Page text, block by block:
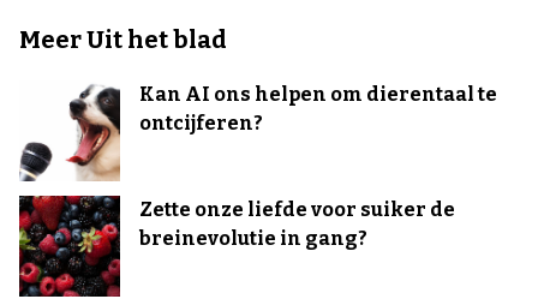
Meer Uit het blad
Kan AI ons helpen om dierentaal te
ontcijferen?
Zette onze liefde voor suiker de
breinevolutie in gang?